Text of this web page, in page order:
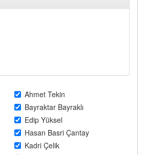
Ahmet Tekin
Bayraktar Bayraklı
Edip Yüksel
Hasan Basri Çantay
Kadri Çelik